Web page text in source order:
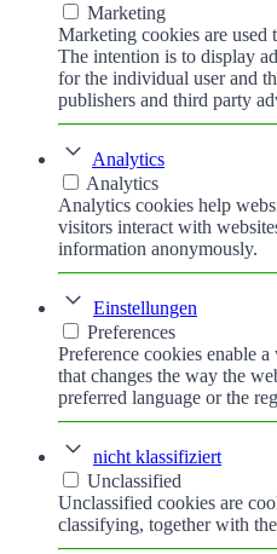
Marketing
Marketing cookies are used
The intention is to display
for the individual user and
publishers and third party
Analytics
Analytics
Analytics cookies help
visitors interact with
information anonymously.
Einstellungen
Preferences
Preference cookies enable
that changes the way the
preferred language or the
nicht klassifiziert
Unclassified
Unclassified cookies are
classifying, together with